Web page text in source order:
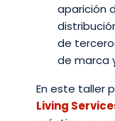
aparición
de
de marca
En este taller
Living